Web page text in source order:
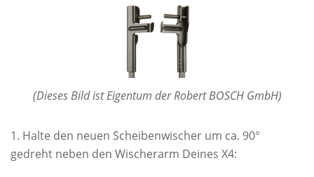
(Dieses Bild ist Eigentum der Robert BOSCH GmbH)
Halte den neuen Scheibenwischer um ca. 90°
gedreht neben den Wischerarm Deines X4: